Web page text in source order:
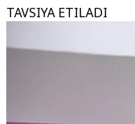
TAVSIYA ETILADI